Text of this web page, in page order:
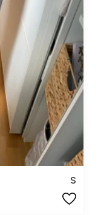
S